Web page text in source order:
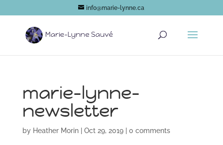
info@marie-lynne.ca
marie-lynne-
newsletter
by Heather Morin| Oct 29, 2019| 0 comments